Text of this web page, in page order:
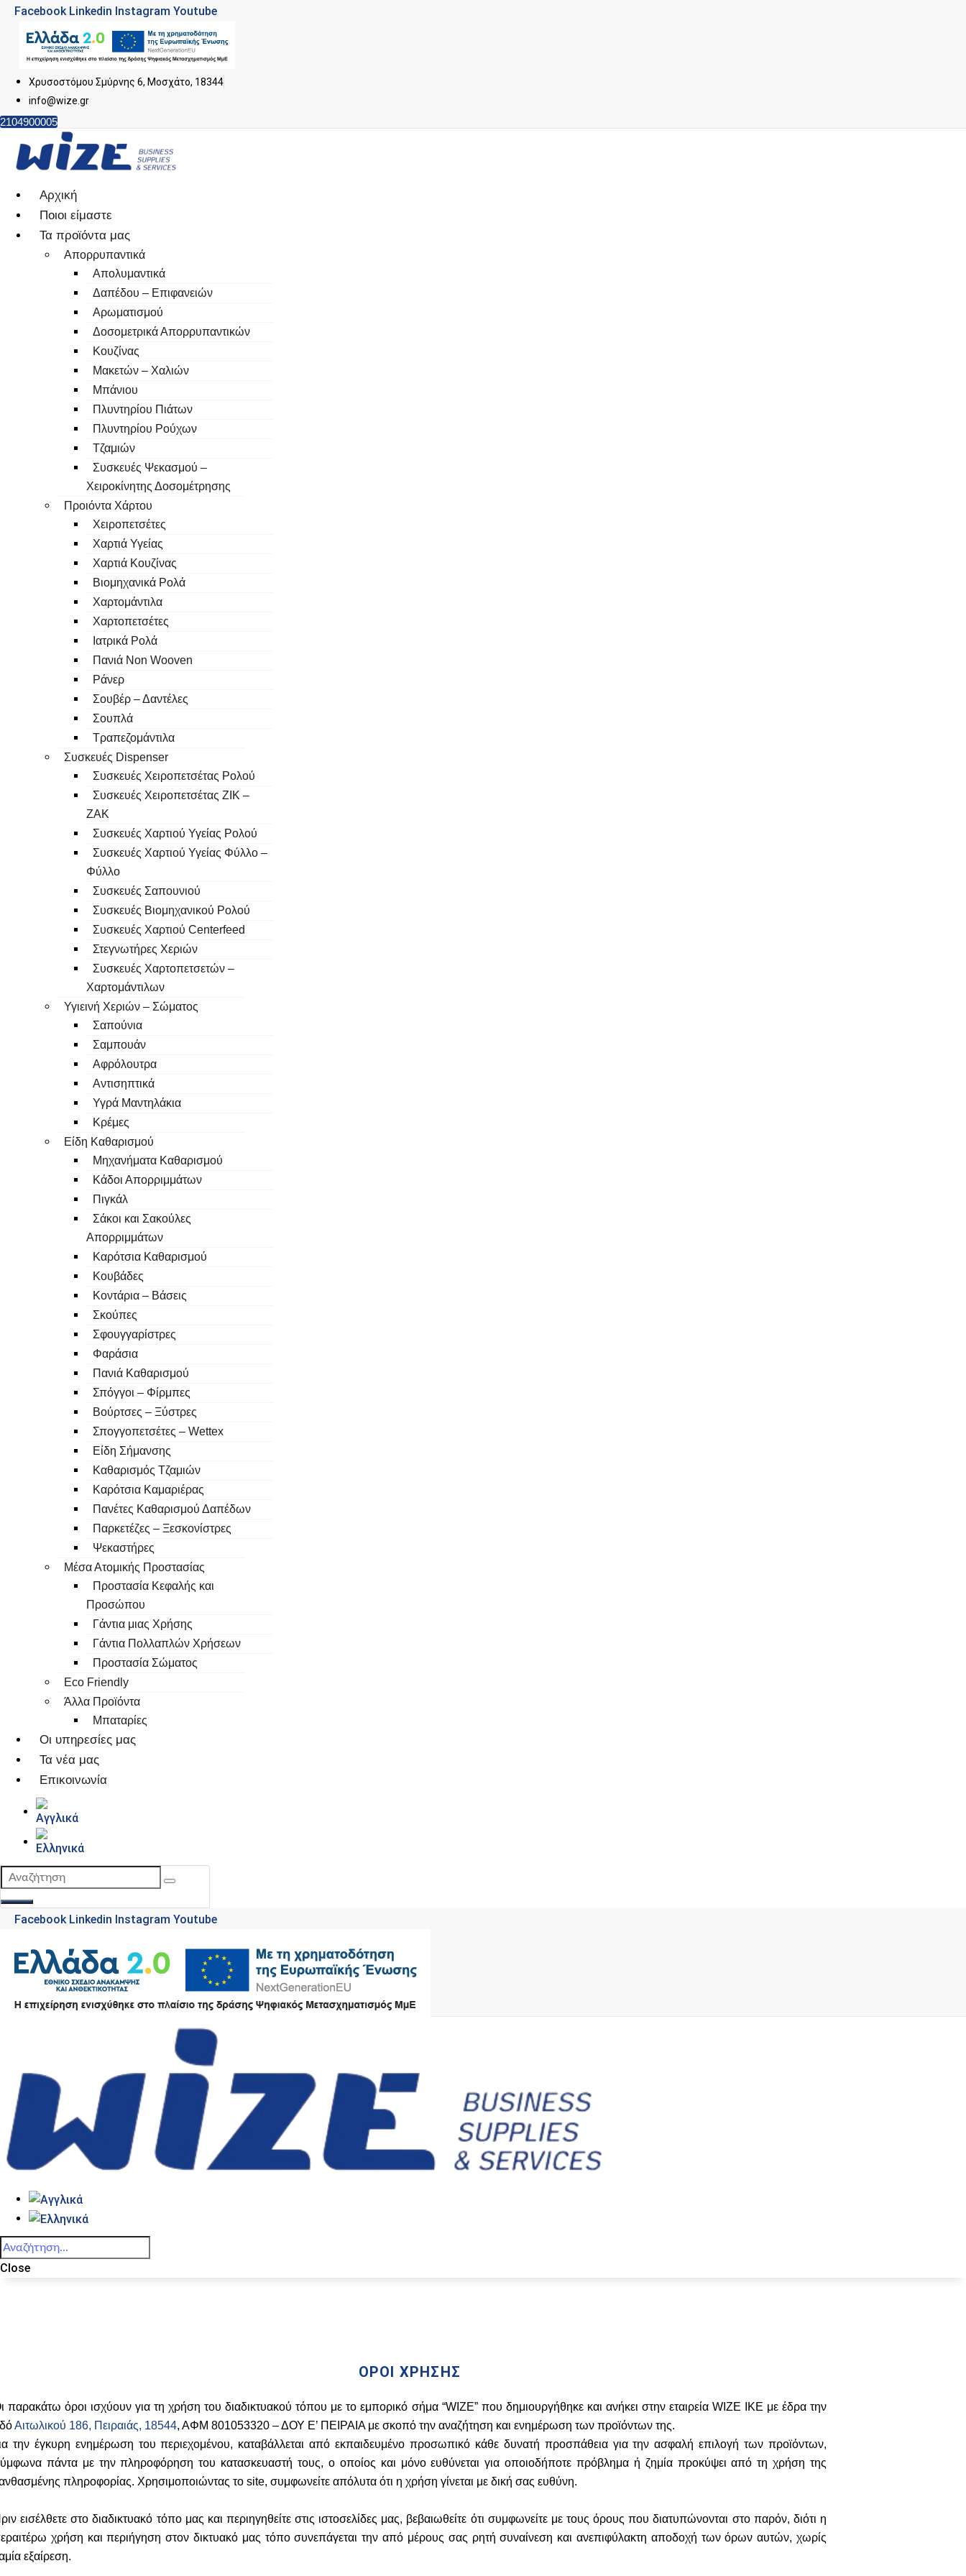
Facebook Linkedin Instagram Youtube
Χρυσοστόμου Σμύρνης 6, Μοσχάτο, 18344
info@wize.gr
2104900005
Αρχική
Ποιοι είμαστε
Τα προϊόντα μας
Απορρυπαντικά
Απολυμαντικά
Δαπέδου – Επιφανειών
Αρωματισμού
Δοσομετρικά Απορρυπαντικών
Κουζίνας
Μακετών – Χαλιών
Μπάνιου
Πλυντηρίου Πιάτων
Πλυντηρίου Ρούχων
Τζαμιών
Συσκευές Ψεκασμού –
Χειροκίνητης Δοσομέτρησης
Προιόντα Χάρτου
Χειροπετσέτες
Χαρτιά Υγείας
Χαρτιά Κουζίνας
Βιομηχανικά Ρολά
Χαρτομάντιλα
Χαρτοπετσέτες
Ιατρικά Ρολά
Πανιά Non Wooven
Ράνερ
Σουβέρ – Δαντέλες
Σουπλά
Τραπεζομάντιλα
Συσκευές Dispenser
Συσκευές Χειροπετσέτας Ρολού
Συσκευές Χειροπετσέτας ΖΙΚ –
ΖΑΚ
Συσκευές Χαρτιού Υγείας Ρολού
Συσκευές Χαρτιού Υγείας Φύλλο –
Φύλλο
Συσκευές Σαπουνιού
Συσκευές Βιομηχανικού Ρολού
Συσκευές Χαρτιού Centerfeed
Στεγνωτήρες Χεριών
Συσκευές Χαρτοπετσετών –
Χαρτομάντιλων
Υγιεινή Χεριών – Σώματος
Σαπούνια
Σαμπουάν
Αφρόλουτρα
Αντισηπτικά
Υγρά Μαντηλάκια
Κρέμες
Είδη Καθαρισμού
Μηχανήματα Καθαρισμού
Κάδοι Απορριμμάτων
Πιγκάλ
Σάκοι και Σακούλες
Απορριμμάτων
Καρότσια Καθαρισμού
Κουβάδες
Κοντάρια – Βάσεις
Σκούπες
Σφουγγαρίστρες
Φαράσια
Πανιά Καθαρισμού
Σπόγγοι – Φίρμπες
Βούρτσες – Ξύστρες
Σπογγοπετσέτες – Wettex
Είδη Σήμανσης
Καθαρισμός Τζαμιών
Καρότσια Καμαριέρας
Πανέτες Καθαρισμού Δαπέδων
Παρκετέζες – Ξεσκονίστρες
Ψεκαστήρες
Μέσα Ατομικής Προστασίας
Προστασία Κεφαλής και
Προσώπου
Γάντια μιας Χρήσης
Γάντια Πολλαπλών Χρήσεων
Προστασία Σώματος
Eco Friendly
Άλλα Προϊόντα
Μπαταρίες
Οι υπηρεσίες μας
Τα νέα μας
Επικοινωνία
Facebook Linkedin Instagram Youtube
Close
ΟΡΟΙ ΧΡΗΣΗΣ
παρακάτω όροι ισχύουν για τη χρήση του διαδικτυακού τόπου με το εμπορικό σήμα “WIZE” που δημιουργήθηκε και ανήκει στην εταιρεία WIZE IKE με έδρα την
Αιτωλικού 186, Πειραιάς, 18544, ΑΦΜ 801053320 – ΔΟΥ Ε’ ΠΕΙΡΑΙΑ με σκοπό την αναζήτηση και ενημέρωση των προϊόντων της.
την έγκυρη ενημέρωση του περιεχομένου, καταβάλλεται από εκπαιδευμένο προσωπικό κάθε δυνατή προσπάθεια για την ασφαλή επιλογή των προϊόντων,
πάντα με την πληροφόρηση του κατασκευαστή τους, ο οποίος και μόνο ευθύνεται για οποιοδήποτε πρόβλημα ή ζημία προκύψει από τη χρήση της
πληροφορίας. Χρησιμοποιώντας το site, συμφωνείτε απόλυτα ότι η χρήση γίνεται με δική σας ευθύνη.
εισέλθετε στο διαδικτυακό τόπο μας και περιηγηθείτε στις ιστοσελίδες μας, βεβαιωθείτε ότι συμφωνείτε με τους όρους που διατυπώνονται στο παρόν, διότι η
χρήση και περιήγηση στον δικτυακό μας τόπο συνεπάγεται την από μέρους σας ρητή συναίνεση και ανεπιφύλακτη αποδοχή των όρων αυτών, χωρίς
εξαίρεση.